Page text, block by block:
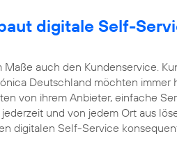
digitale Self-
auch den Kundenservice.
Deutschland möchten immer
von ihrem Anbieter, einfache
und von jedem Ort aus
digitalen Self-Service